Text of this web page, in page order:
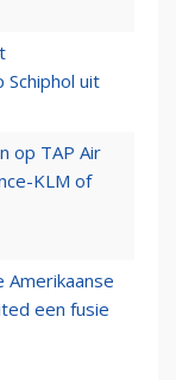
uit
op TAP Air
KLM of
Amerikaanse
een fusie